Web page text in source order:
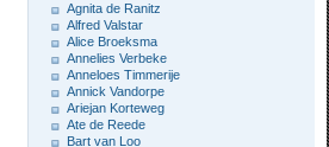
Agnita de Ranitz
Alfred Valstar
Alice Broeksma
Annelies Verbeke
Anneloes Timmerije
Annick Vandorpe
Ariejan Korteweg
Ate de Reede
Bart van Loo